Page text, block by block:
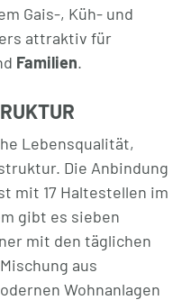
Gais-, Küh- und
attraktiv für
Familien.
Lebensqualität,
Die Anbindung
mit 17 Haltestellen im
gibt es sieben
mit den täglichen
aus
Wohnanlagen